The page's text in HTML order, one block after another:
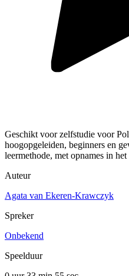
Geschikt voor zelfstudie voor
hoogopgeleiden, beginners en
leermethode, met opnames in
Auteur
Agata van Ekeren-Krawczyk
Spreker
Onbekend
Speelduur